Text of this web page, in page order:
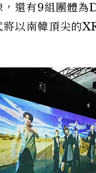
，還有9組團體為
將以南韓頂尖的